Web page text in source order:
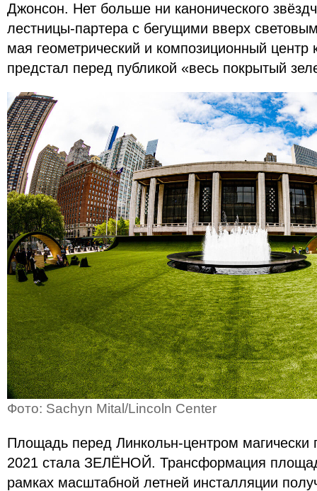
Джонсон. Нет больше ни канонического
лестницы-партера с бегущими вверх
мая геометрический и композиционный центр
предстал перед публикой «весь покрытый
Фото: Sachyn Mital/Lincoln Center
Площадь перед Линкольн-центром магически
2021 стала ЗЕЛЁНОЙ. Трансформация
рамках масштабной летней инсталляции